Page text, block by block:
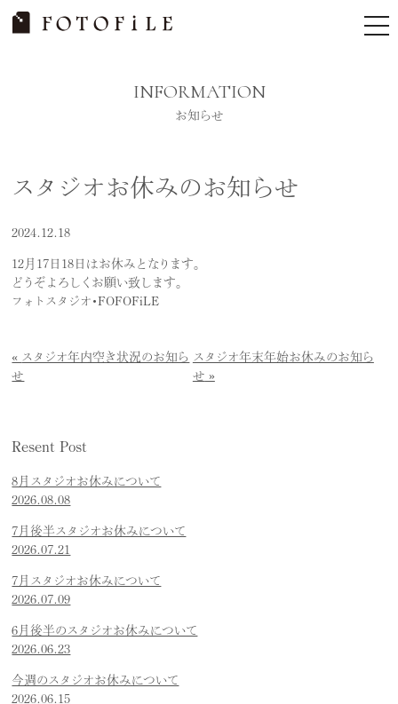
Skip
INFORMATION
お知らせ
スタジオお休みのお知らせ
2024.12.18
12月17日18日はお休みとなります。
どうぞよろしくお願い致します。
フォトスタジオ・FOFOFiLE
スタジオ年内空き状況のお知ら
せ
スタジオ年末年始お休みのお知ら
せ
Resent Post
8月スタジオお休みについて
2026.08.08
7月後半スタジオお休みについて
2026.07.21
7月スタジオお休みについて
2026.07.09
6月後半のスタジオお休みについて
2026.06.23
今週のスタジオお休みについて
2026.06.15